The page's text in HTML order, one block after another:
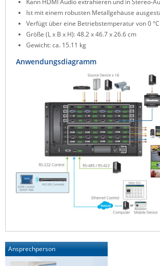
Kann HDMI Audio extrahieren und in Stereo-
Ist mit einem robusten Metallgehäuse
Verfügt über eine Betriebstemperatur von 0 °C
Größe (L x B x H): 48.2 x 46.7 x 26.6 cm
Gewicht: ca. 15.11 kg
Anwendungsdiagramm
Ansprechperson